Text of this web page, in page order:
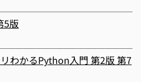
5版
わかるPython入門 第2版 第7